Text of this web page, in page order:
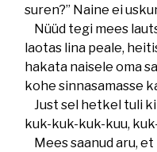
suren?” Naine ei
Nüüd tegi mees
laotas lina peale,
hakata naisele oma
kohe sinnasamasse
Just sel hetkel tuli
kuk-kuk-kuk-kuu,
Mees saanud aru, et